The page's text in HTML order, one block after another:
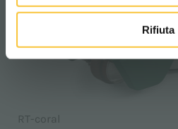
Rifiuta
RT-coral